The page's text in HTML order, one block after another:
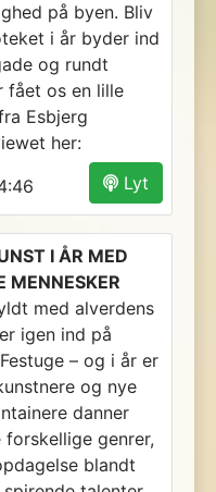
på byen. Bliv
i år byder ind
og rundt
fået os en lille
Esbjerg
her:
Lyt
I ÅR MED
MENNESKER
med alverdens
igen ind på
– og i år er
og nye
danner
genrer,
blandt